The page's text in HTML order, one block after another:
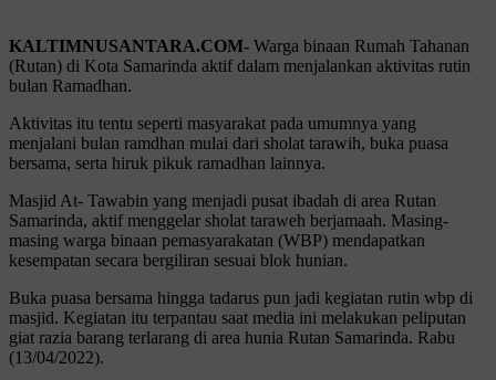
KALTIMNUSANTARA.COM- Warga binaan Rumah Tahanan
(Rutan) di Kota Samarinda aktif dalam menjalankan aktivitas rutin
bulan Ramadhan.
Aktivitas itu tentu seperti masyarakat pada umumnya yang
menjalani bulan ramdhan mulai dari sholat tarawih, buka puasa
bersama, serta hiruk pikuk ramadhan lainnya.
Masjid At- Tawabin yang menjadi pusat ibadah di area Rutan
Samarinda, aktif menggelar sholat taraweh berjamaah. Masing-
masing warga binaan pemasyarakatan (WBP) mendapatkan
kesempatan secara bergiliran sesuai blok hunian.
Buka puasa bersama hingga tadarus pun jadi kegiatan rutin wbp di
masjid. Kegiatan itu terpantau saat media ini melakukan peliputan
giat razia barang terlarang di area hunia Rutan Samarinda. Rabu
(13/04/2022).